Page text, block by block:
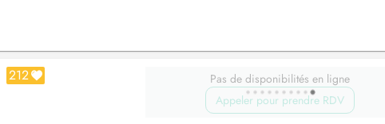
212
Pas de disponibilités en ligne
Appeler pour prendre RDV